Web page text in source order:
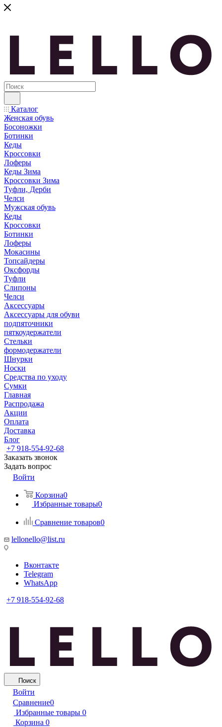
Каталог
Женская обувь
Босоножки
Ботинки
Кеды
Кроссовки
Лоферы
Кеды Зима
Кроссовки Зима
Туфли, Дерби
Челси
Мужская обувь
Кеды
Кроссовки
Ботинки
Лоферы
Мокасины
Топсайдеры
Оксфорды
Туфли
Слипоны
Челси
Аксессуары
Аксессуары для обуви
подпяточники
пяткоудержатели
Стельки
формодержатели
Шнурки
Носки
Средства по уходу
Сумки
Главная
Распродажа
Акции
Оплата
Доставка
Блог
+7 918-554-92-68
Заказать звонок
Задать вопрос
Войти
Корзина0
Избранные товары0
Сравнение товаров0
lellonello@list.ru
Вконтакте
Telegram
WhatsApp
+7 918-554-92-68
Поиск
Войти
Сравнение0
Избранные товары 0
Корзина 0